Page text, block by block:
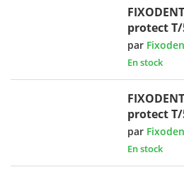
protect T/
par
En stock
protect T/
par
En stock